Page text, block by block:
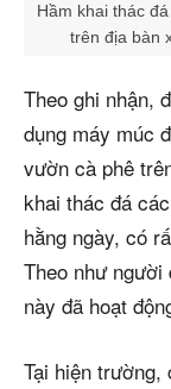
Hầm khai thác
trên địa bàn
Theo ghi nhận,
dụng máy múc
vườn cà phê
khai thác đá
hằng ngày, có
Theo như người
này đã hoạt
Tại hiện trường,